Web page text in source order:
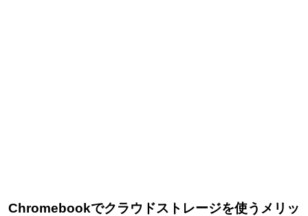
Chromebookでクラウドストレージを使うメリッ